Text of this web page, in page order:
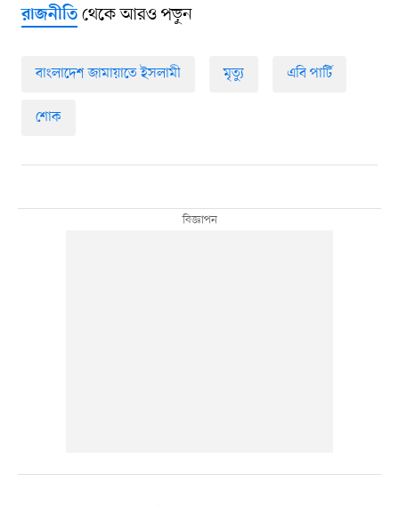
রাজনীতিথেকে আরও পড়ুন
বাংলাদেশ জামায়াতে ইসলামী মৃত্যু এবি পার্টি
শোক